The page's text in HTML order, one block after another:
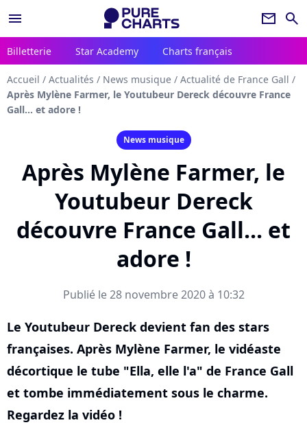
menu newsletter search
Billetterie Star Academy Charts français
Accueil / Actualités / News musique / Actualité de France Gall /
Après Mylène Farmer, le Youtubeur Dereck découvre France
Gall... et adore !
News musique
Après Mylène Farmer, le
Youtubeur Dereck
découvre France Gall... et
adore !
Publié le 28 novembre 2020 à 10:32
Le Youtubeur Dereck devient fan des stars
françaises. Après Mylène Farmer, le vidéaste
décortique le tube "Ella, elle l'a" de France Gall
et tombe immédiatement sous le charme.
Regardez la vidéo !